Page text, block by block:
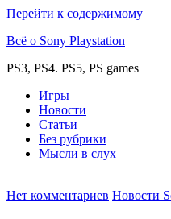
Перейти к содержимому
Всё о Sony Playstation
PS3, PS4. PS5, PS games
Игры
Новости
Статьи
Без рубрики
Мысли в слух
Нет комментариев Новости